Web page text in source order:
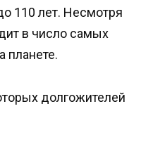
110 лет. Несмотря
в число самых
планете.
долгожителей